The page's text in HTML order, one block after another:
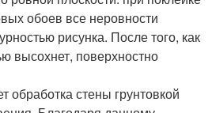
обоев все неровности
рисунка. После того, как
высохнет, поверхностно
стены грунтовкой